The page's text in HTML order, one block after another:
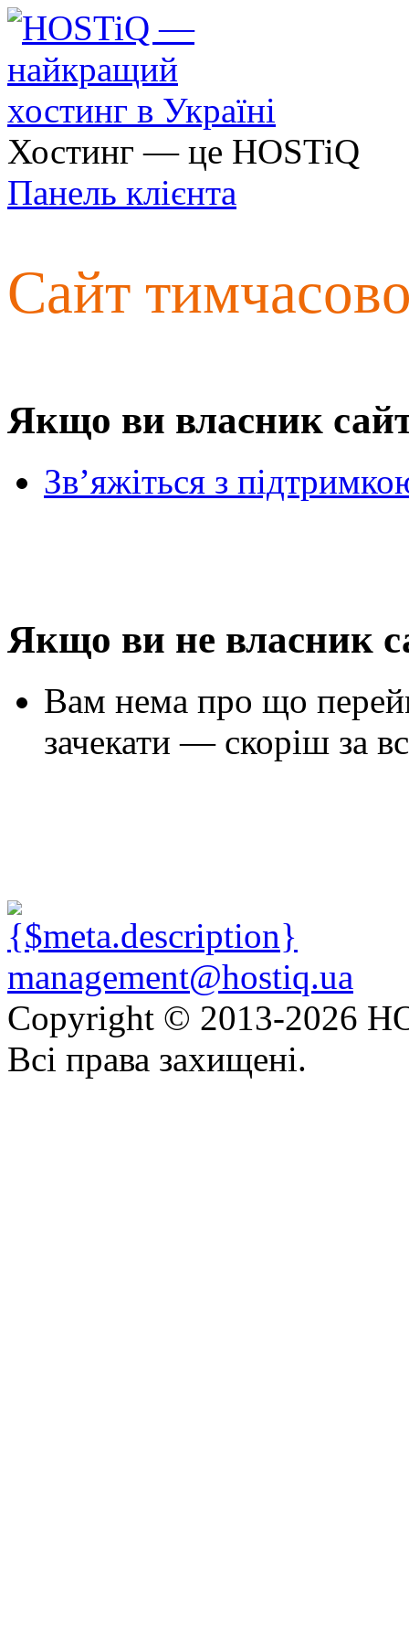
Хостинг — це HOSTiQ
Панель клієнта
Сайт
Якщо ви власник
Зв’яжіться з
Якщо ви не власник
Вам нема про що
зачекати — скоріш за
management@hostiq.ua
Copyright © 2013-2026
Всі права захищені.